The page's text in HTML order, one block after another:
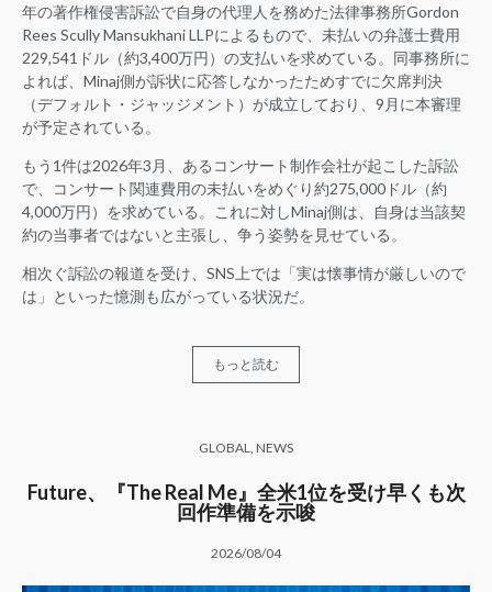
年の著作権侵害訴訟で自身の代理人を務めた法律事務所Gordon
Rees Scully Mansukhani LLPによるもので、未払いの弁護士費用
229,541ドル（約3,400万円）の支払いを求めている。同事務所に
よれば、Minaj側が訴状に応答しなかったためすでに欠席判決
（デフォルト・ジャッジメント）が成立しており、9月に本審理
が予定されている。
もう1件は2026年3月、あるコンサート制作会社が起こした訴訟
で、コンサート関連費用の未払いをめぐり約275,000ドル（約
4,000万円）を求めている。これに対しMinaj側は、自身は当該契
約の当事者ではないと主張し、争う姿勢を見せている。
相次ぐ訴訟の報道を受け、SNS上では「実は懐事情が厳しいので
は」といった憶測も広がっている状況だ。
もっと読む
GLOBAL NEWS
Future、『The Real Me』全米1位を受け早くも次
回作準備を示唆
2026/08/04